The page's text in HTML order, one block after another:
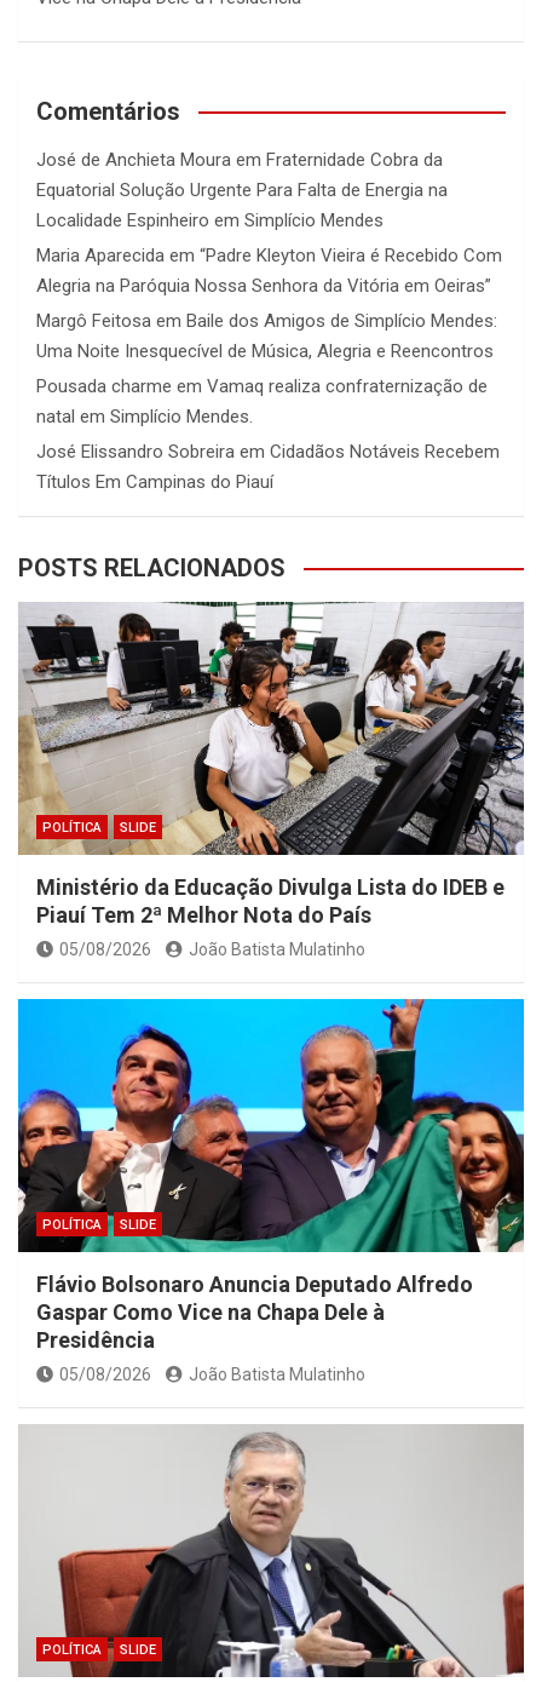
Comentários
José de Anchieta Moura em Fraternidade Cobra da
Equatorial Solução Urgente Para Falta de Energia na
Localidade Espinheiro em Simplício Mendes
Maria Aparecida em “Padre Kleyton Vieira é Recebido Com
Alegria na Paróquia Nossa Senhora da Vitória em Oeiras”
Margô Feitosa em Baile dos Amigos de Simplício Mendes:
Uma Noite Inesquecível de Música, Alegria e Reencontros
Pousada charme em Vamaq realiza confraternização de
natal em Simplício Mendes.
José Elissandro Sobreira em Cidadãos Notáveis Recebem
Títulos Em Campinas do Piauí
POSTS RELACIONADOS
POLÍTICA SLIDE
Ministério da Educação Divulga Lista do IDEB e
Piauí Tem 2ª Melhor Nota do País
05/08/2026 João Batista Mulatinho
POLÍTICA SLIDE
Flávio Bolsonaro Anuncia Deputado Alfredo
Gaspar Como Vice na Chapa Dele à
Presidência
05/08/2026 João Batista Mulatinho
POLÍTICA SLIDE